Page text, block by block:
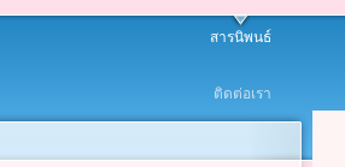
สารนิพนธ์
ติดต่อเรา